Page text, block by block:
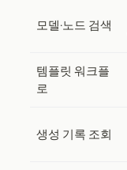
모델·노드 검색
템플릿 워크플
로
생성 기록 조회